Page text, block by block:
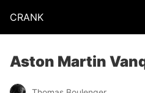
CRANK
Aston Martin